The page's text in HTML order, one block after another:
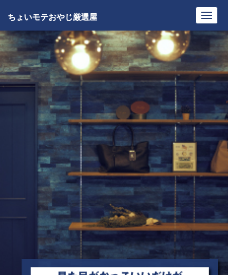
ちょいモテおやじ厳選屋